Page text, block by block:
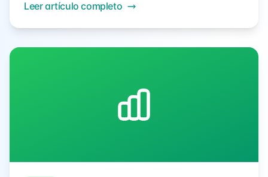
probados.
Leer artículo completo